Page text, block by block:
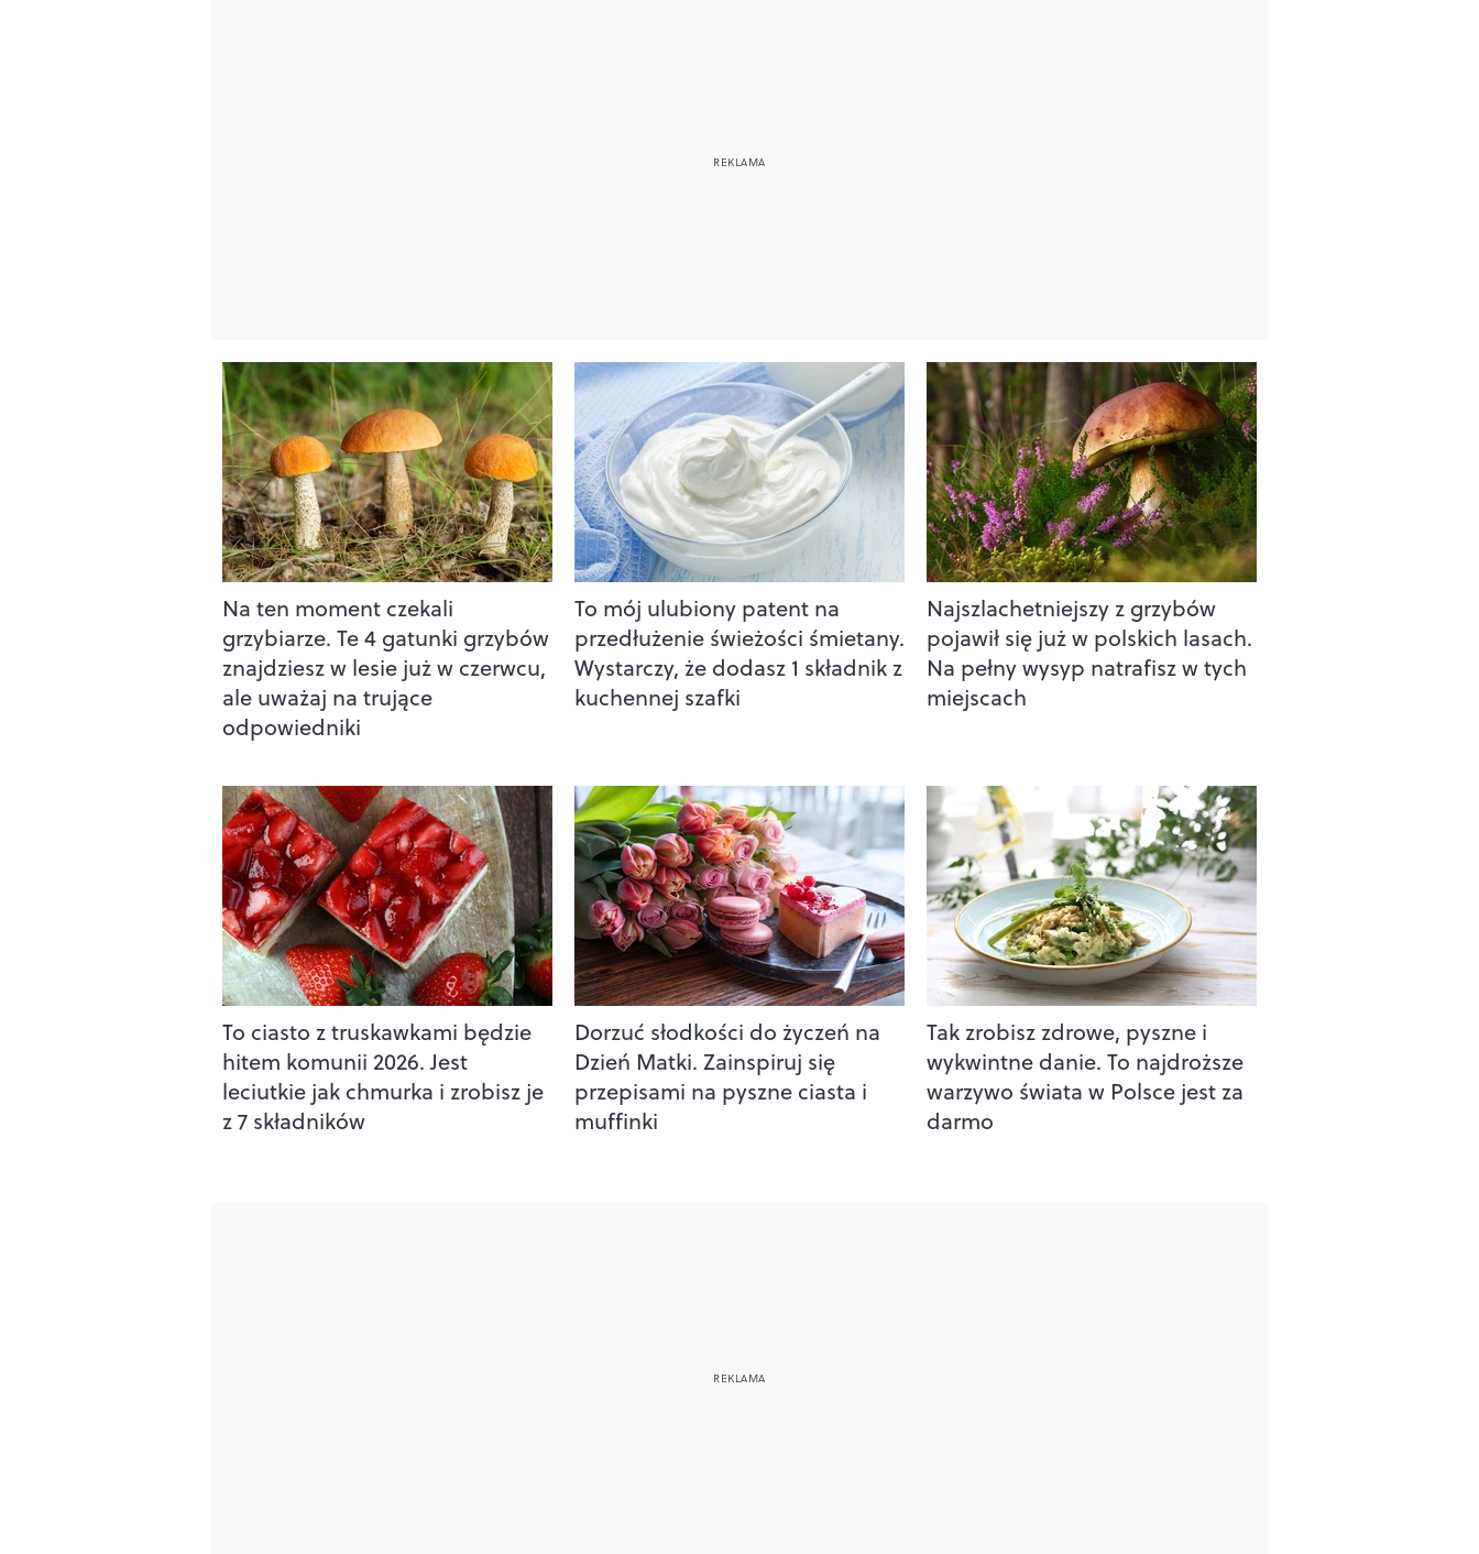
Na ten moment czekali
grzybiarze. Te 4 gatunki grzybów
znajdziesz w lesie już w czerwcu,
ale uważaj na trujące
odpowiedniki
To mój ulubiony patent na
przedłużenie świeżości śmietany.
Wystarczy, że dodasz 1 składnik z
kuchennej szafki
Najszlachetniejszy z grzybów
pojawił się już w polskich lasach.
Na pełny wysyp natrafisz w tych
miejscach
To ciasto z truskawkami będzie
hitem komunii 2026. Jest
leciutkie jak chmurka i zrobisz je
z 7 składników
Dorzuć słodkości do życzeń na
Dzień Matki. Zainspiruj się
przepisami na pyszne ciasta i
muffinki
Tak zrobisz zdrowe, pyszne i
wykwintne danie. To najdroższe
warzywo świata w Polsce jest za
darmo